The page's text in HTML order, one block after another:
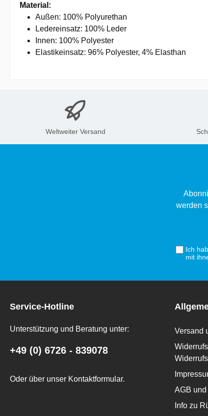
Material:
Außen: 100% Polyurethan
Ledereinsatz: 100% Leder
Innen: 100% Polyester
Elastikeinsatz: 96% Polyester, 4% Elasthan
Weltweiter Versand
werden
Ich
mit
Service-Hotline
Unterstützung und Beratung unter:
+49 (0) 6726 - 839078
Oder über unser Kontaktformular.
Versand
AGB
Info zu